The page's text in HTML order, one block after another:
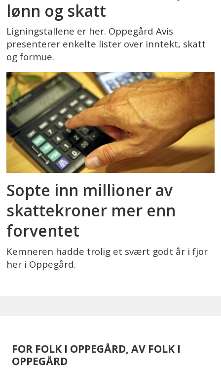
lønn og skatt
Ligningstallene er her. Oppegård Avis
presenterer enkelte lister over inntekt, skatt
og formue.
Sopte inn millioner av
skattekroner mer enn
forventet
Kemneren hadde trolig et svært godt år i fjor
her i Oppegård.
FOR FOLK I OPPEGÅRD, AV FOLK I
OPPEGÅRD